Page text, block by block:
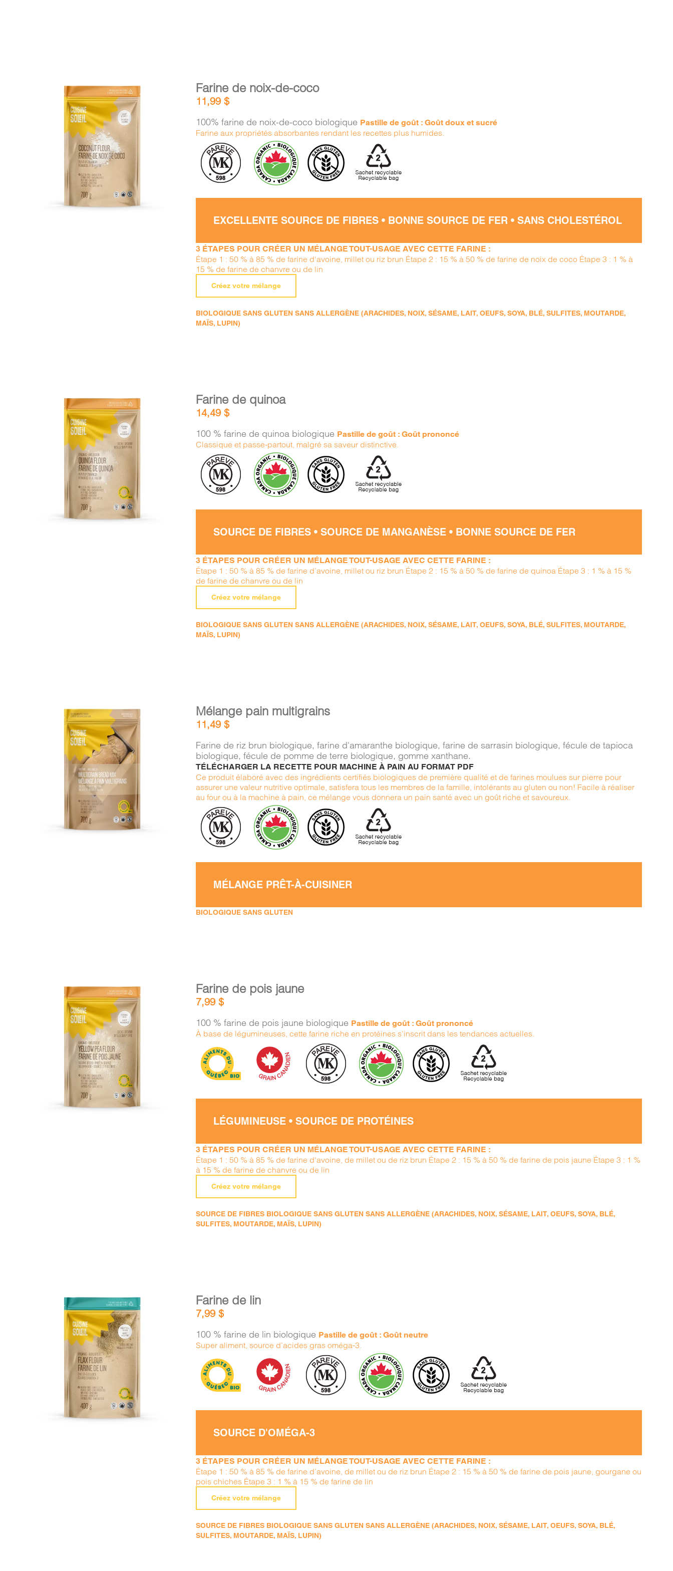
AJOUTER AU PANIER
DÉTAILS
Farine de noix-de-coco
11,99$
100% farine de noix-de-coco biologique Pastille de goût : Goût doux et sucré
Farine aux propriétés absorbantes rendant les recettes plus humides.
EXCELLENTE SOURCE DE FIBRES • BONNE SOURCE DE FER • SANS CHOLESTÉROL
3 ÉTAPES POUR CRÉER UN MÉLANGE TOUT-USAGE AVEC CETTE FARINE :
Étape 1 : 50 % à 85 % de farine d'avoine, millet ou riz brun Étape 2 : 15 % à 50 % de farine de noix de coco Étape 3 : 1 % à
15 % de farine de chanvre ou de lin
Créez votre mélange
BIOLOGIQUE SANS GLUTEN SANS ALLERGÈNE (ARACHIDES, NOIX, SÉSAME, LAIT, OEUFS, SOYA, BLÉ, SULFITES, MOUTARDE,
MAÏS, LUPIN)
AJOUTER AU PANIER
DÉTAILS
Farine de quinoa
14,49$
100 % farine de quinoa biologique Pastille de goût : Goût prononcé
Classique et passe-partout, malgré sa saveur distinctive.
SOURCE DE FIBRES • SOURCE DE MANGANÈSE • BONNE SOURCE DE FER
3 ÉTAPES POUR CRÉER UN MÉLANGE TOUT-USAGE AVEC CETTE FARINE :
Étape 1 : 50 % à 85 % de farine d’avoine, millet ou riz brun Étape 2 : 15 % à 50 % de farine de quinoa Étape 3 : 1 % à 15 %
de farine de chanvre ou de lin
Créez votre mélange
BIOLOGIQUE SANS GLUTEN SANS ALLERGÈNE (ARACHIDES, NOIX, SÉSAME, LAIT, OEUFS, SOYA, BLÉ, SULFITES, MOUTARDE,
MAÏS, LUPIN)
AJOUTER AU PANIER
DÉTAILS
Mélange pain multigrains
11,49$
Farine de riz brun biologique, farine d'amaranthe biologique, farine de sarrasin biologique, fécule de tapioca
biologique, fécule de pomme de terre biologique, gomme xanthane.
TÉLÉCHARGER LA RECETTE POUR MACHINE À PAIN AU FORMAT PDF
Ce produit élaboré avec des ingrédients certifiés biologiques de première qualité et de farines moulues sur pierre pour
assurer une valeur nutritive optimale, satisfera tous les membres de la famille, intolérants au gluten ou non! Facile à réaliser
au four ou à la machine à pain, ce mélange vous donnera un pain santé avec un goût riche et savoureux.
MÉLANGE PRÊT-À-CUISINER
BIOLOGIQUE SANS GLUTEN
AJOUTER AU PANIER
DÉTAILS
Farine de pois jaune
7,99$
100 % farine de pois jaune biologique Pastille de goût : Goût prononcé
À base de légumineuses, cette farine riche en protéines s’inscrit dans les tendances actuelles.
LÉGUMINEUSE • SOURCE DE PROTÉINES
3 ÉTAPES POUR CRÉER UN MÉLANGE TOUT-USAGE AVEC CETTE FARINE :
Étape 1 : 50 % à 85 % de farine d'avoine, de millet ou de riz brun Étape 2 : 15 % à 50 % de farine de pois jaune Étape 3 : 1 %
à 15 % de farine de chanvre ou de lin
Créez votre mélange
SOURCE DE FIBRES BIOLOGIQUE SANS GLUTEN SANS ALLERGÈNE (ARACHIDES, NOIX, SÉSAME, LAIT, OEUFS, SOYA, BLÉ,
SULFITES, MOUTARDE, MAÏS, LUPIN)
AJOUTER AU PANIER
DÉTAILS
Farine de lin
7,99$
100 % farine de lin biologique Pastille de goût : Goût neutre
Super aliment, source d’acides gras oméga-3.
SOURCE D'OMÉGA-3
3 ÉTAPES POUR CRÉER UN MÉLANGE TOUT-USAGE AVEC CETTE FARINE :
Étape 1 : 50 % à 85 % de farine d’avoine, de millet ou de riz brun Étape 2 : 15 % à 50 % de farine de pois jaune, gourgane ou
pois chiches Étape 3 : 1 % à 15 % de farine de lin
Créez votre mélange
SOURCE DE FIBRES BIOLOGIQUE SANS GLUTEN SANS ALLERGÈNE (ARACHIDES, NOIX, SÉSAME, LAIT, OEUFS, SOYA, BLÉ,
SULFITES, MOUTARDE, MAÏS, LUPIN)